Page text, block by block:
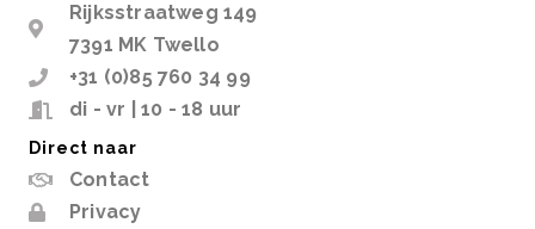
Rijksstraatweg 149
7391 MK Twello
+31 (0)85 760 34 99
di - vr | 10 - 18 uur
Direct naar
Contact
Privacy